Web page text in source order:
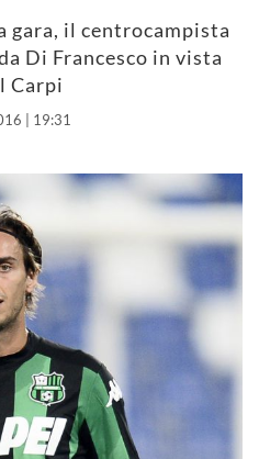
gara, il centrocampista
Di Francesco in vista
Carpi
| 19:31